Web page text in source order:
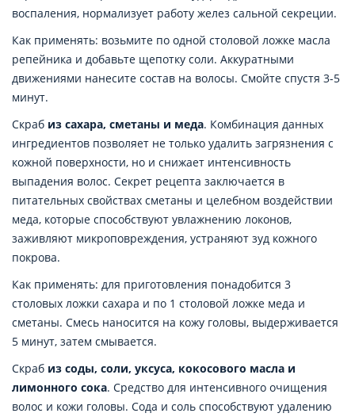
воспаления, нормализует работу желез сальной секреции.
Как применять: возьмите по одной столовой ложке масла
репейника и добавьте щепотку соли. Аккуратными
движениями нанесите состав на волосы. Смойте спустя 3-5
минут.
Скраб из сахара, сметаны и меда. Комбинация данных
ингредиентов позволяет не только удалить загрязнения с
кожной поверхности, но и снижает интенсивность
выпадения волос. Секрет рецепта заключается в
питательных свойствах сметаны и целебном воздействии
меда, которые способствуют увлажнению локонов,
заживляют микроповреждения, устраняют зуд кожного
покрова.
Как применять: для приготовления понадобится 3
столовых ложки сахара и по 1 столовой ложке меда и
сметаны. Смесь наносится на кожу головы, выдерживается
5 минут, затем смывается.
Скраб из соды, соли, уксуса, кокосового масла и
лимонного сока. Средство для интенсивного очищения
волос и кожи головы. Сода и соль способствуют удалению